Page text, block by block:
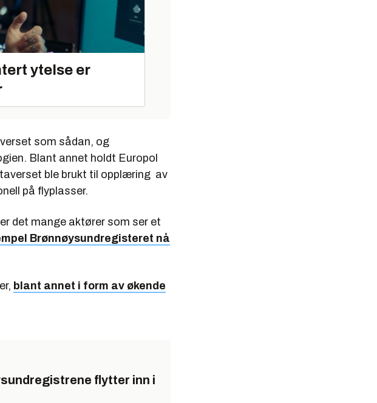
ytelse er
som sådan, og
Blant annet holdt Europol
ble brukt til opplæring av
på flyplasser.
det mange aktører som ser et
Brønnøysundregisteret nå
blant annet i form av økende
flytter inn i